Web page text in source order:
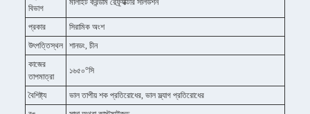
বিভাগ
মালাইট করন্ডাম রেফ্র্যাক্টরি সলিউশন
প্রকার
সিরামিক অংশ
উৎপত্তিস্থল
শানডং, চীন
কাজের
তাপমাত্রা
১৬৫০°সি
বৈশিষ্ট্য
ভাল তাপীয় শক প্রতিরোধের, ভাল স্ল্যাগ প্রতিরোধের